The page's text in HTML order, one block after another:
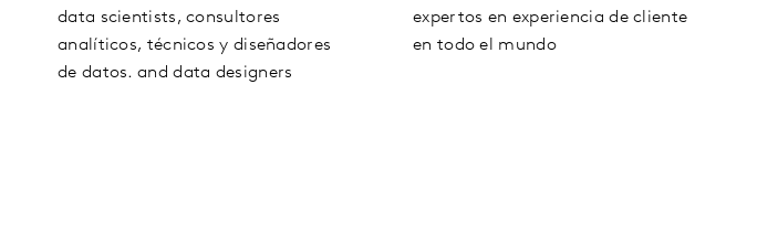
data scientists, consultores
analíticos, técnicos y diseñadores
de datos. and data designers
expertos en experiencia de cliente
en todo el mundo